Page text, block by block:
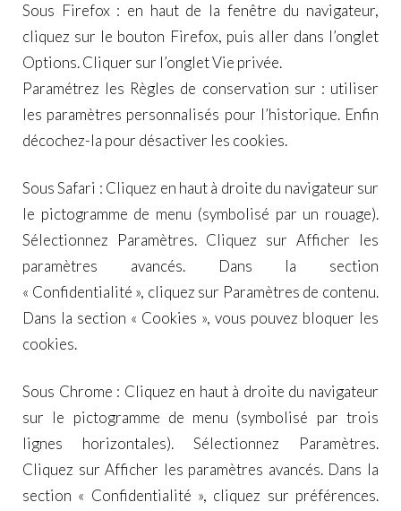
Sous Firefox : en haut de la fenêtre du navigateur,
cliquez sur le bouton Firefox, puis aller dans l’onglet
Options. Cliquer sur l’onglet Vie privée.
Paramétrez les Règles de conservation sur : utiliser
les paramètres personnalisés pour l’historique. Enfin
décochez-la pour désactiver les cookies.
Sous Safari : Cliquez en haut à droite du navigateur sur
le pictogramme de menu (symbolisé par un rouage).
Sélectionnez Paramètres. Cliquez sur Afficher les
paramètres avancés. Dans la section
« Confidentialité », cliquez sur Paramètres de contenu.
Dans la section « Cookies », vous pouvez bloquer les
cookies.
Sous Chrome : Cliquez en haut à droite du navigateur
sur le pictogramme de menu (symbolisé par trois
lignes horizontales). Sélectionnez Paramètres.
Cliquez sur Afficher les paramètres avancés. Dans la
section « Confidentialité », cliquez sur préférences.